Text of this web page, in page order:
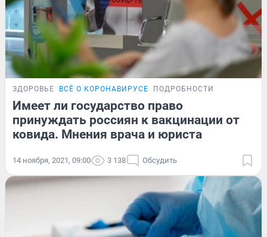
ЗДОРОВЬЕ ВСЁ О КОРОНАВИРУСЕ ПОДРОБНОСТИ
Имеет ли государство право
принуждать россиян к вакцинации от
ковида. Мнения врача и юриста
14 ноября, 2021, 09:00 3 138 Обсудить